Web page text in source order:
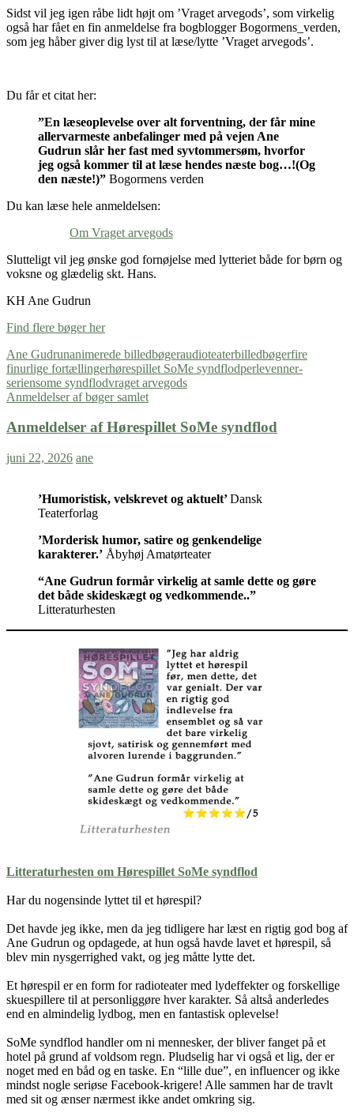
Sidst vil jeg igen råbe lidt højt om ’Vraget arvegods’, som virkelig
også har fået en fin anmeldelse fra bogblogger Bogormens_verden,
som jeg håber giver dig lyst til at læse/lytte ’Vraget arvegods’.
Du får et citat her:
”En læseoplevelse over alt forventning, der får mine
allervarmeste anbefalinger med på vejen Ane
Gudrun slår her fast med syvtommersøm, hvorfor
jeg også kommer til at læse hendes næste bog…!(Og
den næste!)” Bogormens verden
Du kan læse hele anmeldelsen:
Om Vraget arvegods
Slutteligt vil jeg ønske god fornøjelse med lytteriet både for børn og
voksne og glædelig skt. Hans.
KH Ane Gudrun
Find flere bøger her
Ane Gudrunanimerede billedbøgeraudioteaterbilledbøgerfire
finurlige fortællingerhørespillet SoMe syndflodperlevenner-
seriensome syndflodvraget arvegods
Anmeldelser af bøger samlet
Anmeldelser af Hørespillet SoMe syndflod
juni 22, 2026 ane
’Humoristisk, velskrevet og aktuelt’Dansk
Teaterforlag
’Morderisk humor, satire og genkendelige
karakterer.’ Åbyhøj Amatørteater
“Ane Gudrun formår virkelig at samle dette og gøre
det både skideskægt og vedkommende..”
Litteraturhesten
Litteraturhesten om Hørespillet SoMe syndflod
Har du nogensinde lyttet til et hørespil?
Det havde jeg ikke, men da jeg tidligere har læst en rigtig god bog af
Ane Gudrun og opdagede, at hun også havde lavet et hørespil, så
blev min nysgerrighed vakt, og jeg måtte lytte det.
Et hørespil er en form for radioteater med lydeffekter og forskellige
skuespillere til at personliggøre hver karakter. Så altså anderledes
end en almindelig lydbog, men en fantastisk oplevelse!
SoMe syndflod handler om ni mennesker, der bliver fanget på et
hotel på grund af voldsom regn. Pludselig har vi også et lig, der er
noget med en båd og en taske. En “lille due”, en influencer og ikke
mindst nogle seriøse Facebook-krigere! Alle sammen har de travlt
med sit og ænser nærmest ikke andet omkring sig.